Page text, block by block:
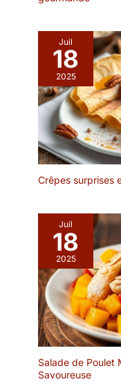
Juil
18
2025
Crêpes surprises
Juil
18
2025
Salade de Poulet
Savoureuse